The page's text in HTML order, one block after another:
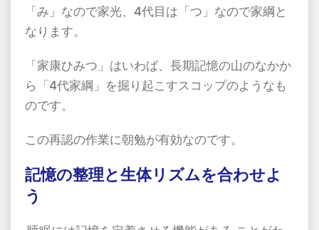
「み」なので家光、 4代目は「つ」なので家綱と
なります。
「家康ひみつ」はいわば、長期記憶の山のなかか
ら「 4代家綱」を掘り起こすスコップのようなも
のです。
この再認の作業に朝勉が有効なのです。
記憶の整理と生体リズムを合わせよ
う